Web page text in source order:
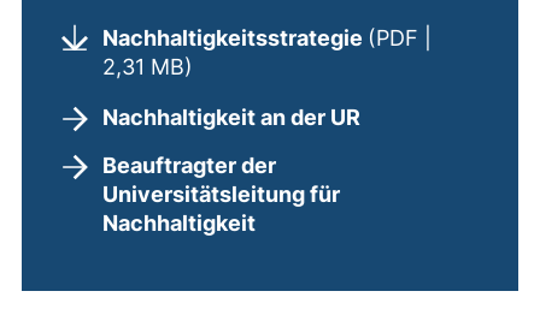
Nachhaltigkeitsstrategie (PDF |
2,31 MB)
Nachhaltigkeit an der UR
Beauftragter der
Universitätsleitung für
Nachhaltigkeit